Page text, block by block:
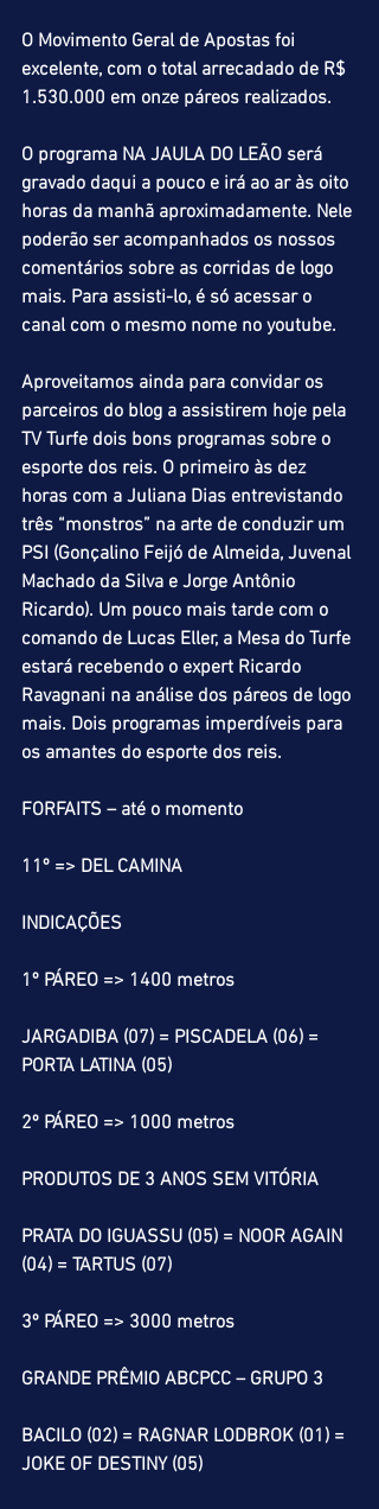
O Movimento Geral de Apostas foi
excelente, com o total arrecadado de R$
1.530.000 em onze páreos realizados.
O programa NA JAULA DO LEÃO será
gravado daqui a pouco e irá ao ar às oito
horas da manhã aproximadamente. Nele
poderão ser acompanhados os nossos
comentários sobre as corridas de logo
mais. Para assisti-lo, é só acessar o
canal com o mesmo nome no youtube.
Aproveitamos ainda para convidar os
parceiros do blog a assistirem hoje pela
TV Turfe dois bons programas sobre o
esporte dos reis. O primeiro às dez
horas com a Juliana Dias entrevistando
três “monstros” na arte de conduzir um
PSI (Gonçalino Feijó de Almeida, Juvenal
Machado da Silva e Jorge Antônio
Ricardo). Um pouco mais tarde com o
comando de Lucas Eller, a Mesa do Turfe
estará recebendo o expert Ricardo
Ravagnani na análise dos páreos de logo
mais. Dois programas imperdíveis para
os amantes do esporte dos reis.
FORFAITS – até o momento
11º => DEL CAMINA
INDICAÇÕES
1º PÁREO => 1400 metros
JARGADIBA (07) = PISCADELA (06) =
PORTA LATINA (05)
2º PÁREO => 1000 metros
PRODUTOS DE 3 ANOS SEM VITÓRIA
PRATA DO IGUASSU (05) = NOOR AGAIN
(04) = TARTUS (07)
3º PÁREO => 3000 metros
GRANDE PRÊMIO ABCPCC – GRUPO 3
BACILO (02) = RAGNAR LODBROK (01) =
JOKE OF DESTINY (05)